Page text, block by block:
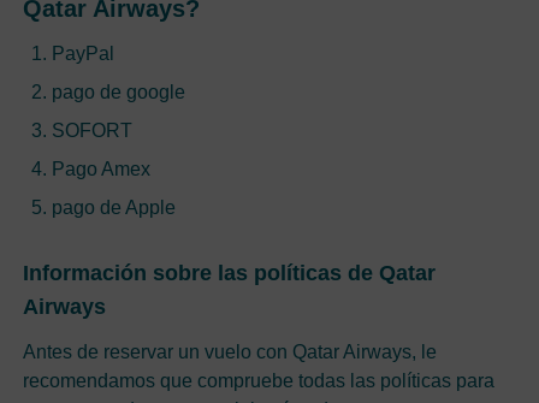
Qatar Airways?
PayPal
pago de google
SOFORT
Pago Amex
pago de Apple
Información sobre las políticas de Qatar
Airways
Antes de reservar un vuelo con Qatar Airways, le
recomendamos que compruebe todas las políticas para